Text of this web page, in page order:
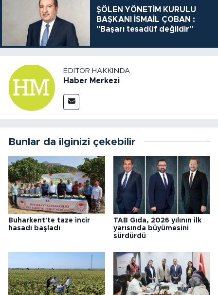
ŞÖLEN YÖNETİM KURULU
BAŞKANI İSMAİL ÇOBAN :
"Başarı tesadüf değildir"
EDITÖR HAKKINDA
Haber Merkezi
Bunlar da ilginizi çekebilir
Buharkent'te taze incir
hasadı başladı
TAB Gıda, 2026 yılının ilk
yarısında büyümesini
sürdürdü